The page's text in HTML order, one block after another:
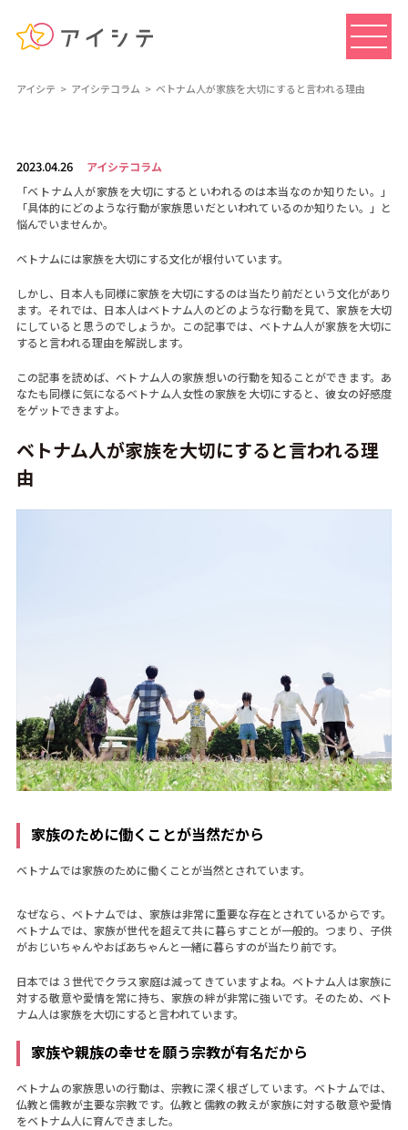
アイシテ アイシテコラム ベトナム人が家族を大切にすると言われる理由
2023.04.26
アイシテコラム
「ベトナム人が家族を大切にするといわれるのは本当なのか知りたい。」
「具体的にどのような行動が家族思いだといわれているのか知りたい。」と
悩んでいませんか。
ベトナムには家族を大切にする文化が根付いています。
しかし、日本人も同様に家族を大切にするのは当たり前だという文化があり
ます。それでは、日本人はベトナム人のどのような行動を見て、家族を大切
にしていると思うのでしょうか。この記事では、ベトナム人が家族を大切に
すると言われる理由を解説します。
この記事を読めば、ベトナム人の家族想いの行動を知ることができます。あ
なたも同様に気になるベトナム人女性の家族を大切にすると、彼女の好感度
をゲットできますよ。
ベトナム人が家族を大切にすると言われる理
由
家族のために働くことが当然だから
ベトナムでは家族のために働くことが当然とされています。
なぜなら、ベトナムでは、家族は非常に重要な存在とされているからです。
ベトナムでは、家族が世代を超えて共に暮らすことが一般的。つまり、子供
がおじいちゃんやおばあちゃんと一緒に暮らすのが当たり前です。
日本では３世代でクラス家庭は減ってきていますよね。ベトナム人は家族に
対する敬意や愛情を常に持ち、家族の絆が非常に強いです。そのため、ベト
ナム人は家族を大切にすると言われています。
家族や親族の幸せを願う宗教が有名だから
ベトナムの家族思いの行動は、宗教に深く根ざしています。ベトナムでは、
仏教と儒教が主要な宗教です。仏教と儒教の教えが家族に対する敬意や愛情
をベトナム人に育んできました。